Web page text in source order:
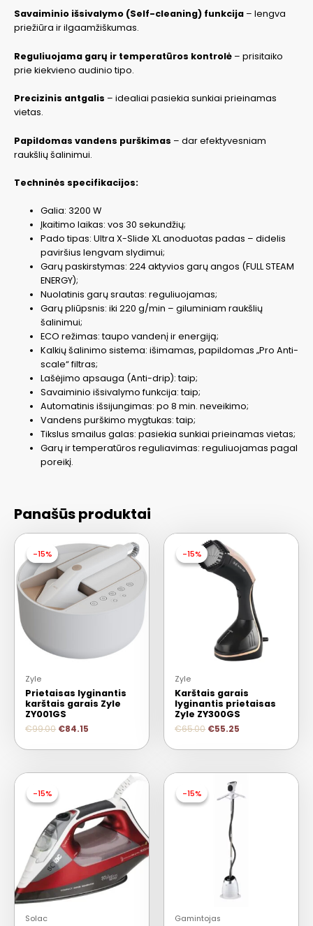
Savaiminio išsivalymo (Self-cleaning) funkcija – lengva
priežiūra ir ilgaamžiškumas.
Reguliuojama garų ir temperatūros kontrolė – prisitaiko
prie kiekvieno audinio tipo.
Precizinis antgalis – idealiai pasiekia sunkiai prieinamas
vietas.
Papildomas vandens purškimas – dar efektyvesniam
raukšlių šalinimui.
Techninės specifikacijos:
Galia: 3200 W
Įkaitimo laikas: vos 30 sekundžių;
Pado tipas: Ultra X-Slide XL anoduotas padas – didelis
paviršius lengvam slydimui;
Garų paskirstymas: 224 aktyvios garų angos (FULL STEAM
ENERGY);
Nuolatinis garų srautas: reguliuojamas;
Garų pliūpsnis: iki 220 g/min – giluminiam raukšlių
šalinimui;
ECO režimas: taupo vandenį ir energiją;
Kalkių šalinimo sistema: išimamas, papildomas „Pro Anti-
scale“ filtras;
Lašėjimo apsauga (Anti-drip): taip;
Savaiminio išsivalymo funkcija: taip;
Automatinis išsijungimas: po 8 min. neveikimo;
Vandens purškimo mygtukas: taip;
Tikslus smailus galas: pasiekia sunkiai prieinamas vietas;
Garų ir temperatūros reguliavimas: reguliuojamas pagal
poreikį.
Panašūs produktai
-15%
-15%
Zyle
Prietaisas lyginantis
karštais garais Zyle
ZY001GS
€99.00 €84.15
-15%
-15%
Zyle
Karštais garais
lyginantis prietaisas
Zyle ZY300GS
€65.00 €55.25
-15%
-15%
Solac
-15%
-15%
Gamintojas